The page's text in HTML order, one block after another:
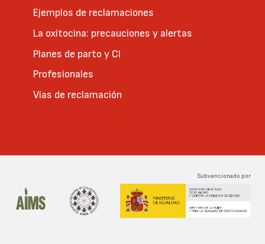
Ejemplos de reclamaciones
La oxitocina: precauciones y alertas
Planes de parto y CI
Profesionales
Vías de reclamación
Subvencionado por